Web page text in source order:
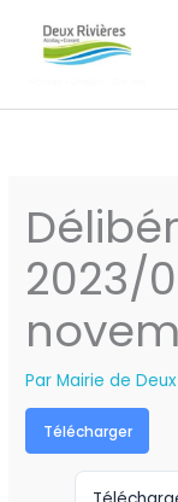
2023/
ParMairie de
Télécharger